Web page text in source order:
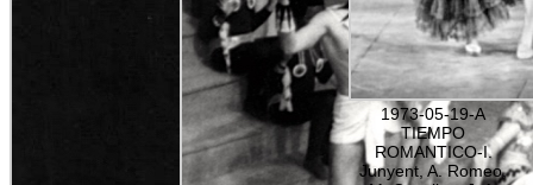
1973-05-19-A
TIEMPO
ROMANTICO-I.
Junyent, A. Romeo,